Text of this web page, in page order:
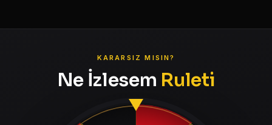
KARARSIZ MISIN?
Ne İzlesem Ruleti